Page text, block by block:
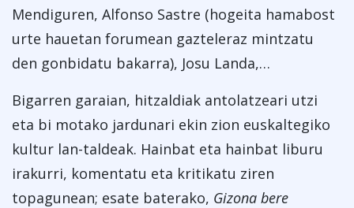
Mendiguren, Alfonso Sastre (hogeita hamabost
urte hauetan forumean gazteleraz mintzatu
den gonbidatu bakarra), Josu Landa,…
Bigarren garaian, hitzaldiak antolatzeari utzi
eta bi motako jardunari ekin zion euskaltegiko
kultur lan-taldeak. Hainbat eta hainbat liburu
irakurri, komentatu eta kritikatu ziren
topagunean; esate baterako, Gizona bere